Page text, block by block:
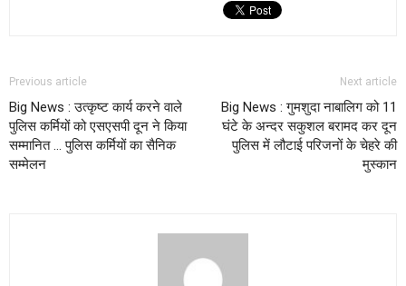
Previous article
Big News : उत्कृष्ट कार्य करने वाले
पुलिस कर्मियों को एसएसपी दून ने किया
सम्मानित … पुलिस कर्मियों का सैनिक
सम्मेलन
Next article
Big News : गुमशुदा नाबालिग को 11
घंटे के अन्दर सकुशल बरामद कर दून
पुलिस में लौटाई परिजनों के चेहरे की
मुस्कान